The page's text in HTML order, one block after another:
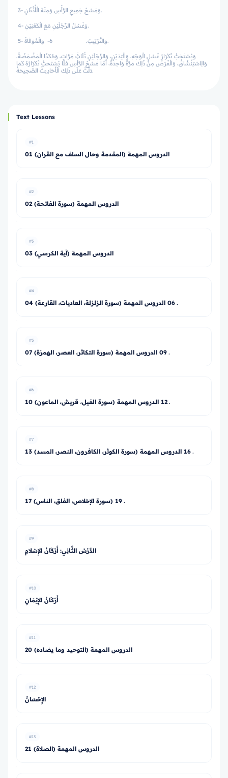
3- وَمَسْحُ جَمِيعِ الرَّأْسِ وَمِنْهُ الْأُذُنَانِ.
4- وَغَسْلُ الرِّجْلَيْنِ مَعَ الْكَعْبَيْنِ.
5- وَالتَّرْتِيبُ. 6- وَالْمُوَالَاةُ.
وَيُسْتَحَبُّ تَكْرَارُ غَسْلِ الْوَجْهِ، وَالْيَدَيْنِ، وَالرِّجْلَيْنِ ثَلَاثَ مَرَّاتٍ، وَهَكَذَا الْمَضْمَضَةُ،
وَالِاسْتِنْشَاقُ، وَالْفَرْضُ مِنْ ذَلِكَ مَرَّةٌ وَاحِدَةٌ، أَمَّا مَسْحُ الرَّأْسِ فَلَا يُسْتَحَبُّ تَكْرَارُهُ كَمَا
دَلَّتْ عَلَى ذَلِكَ الْأَحَادِيثُ الصَّحِيحَةُ.
Text Lessons
#1
01 الدروس المهمة (المقدمة وحال السلف مع القران)
#2
02 الدروس المهمة (سورة الفاتحة)
#3
03 الدروس المهمة (آية الكرسي)
#4
04 ـ 06 الدروس المهمة (سورة الزلزلة، العاديات، القارعة)
#5
07 ـ 09 الدروس المهمة (سورة التكاثر، العصر، الهمزة)
#6
10 ـ 12 الدروس المهمة (سورة الفيل، قريش، الماعون)
#7
13 ـ 16 الدروس المهمة (سورة الكوثر، الكافرون، النصر، المسد)
#8
17 ـ 19 (سورة الإخلاص، الفلق، الناس)
#9
الدَّرْسُ الثَّانِي: أَرْكَانُ الإِسْلامِ
#10
أَرْكَانُ الإِيْمَانِ
#11
20 الدروس المهمة (التوحيد وما يضاده)
#12
الإِحْسَانُ
#13
21 الدروس المهمة (الصلاة)